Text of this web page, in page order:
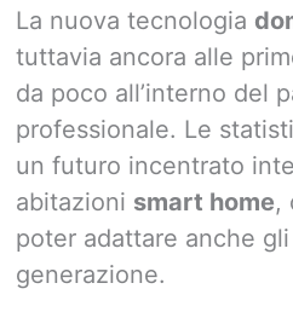
La nuova tecnologia
tuttavia ancora alle
da poco all’interno del
professionale. Le
un futuro incentrato
abitazioni smart home,
poter adattare anche
generazione.